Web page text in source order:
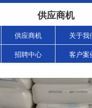
供应商机
供应商机 关于我
招聘中心 客户案